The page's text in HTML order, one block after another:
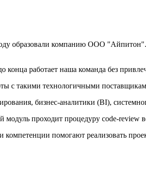
образовали компанию ООО
конца работает наша команда без
с такими технологичными
бизнес-аналитики (BI),
модуль проходит процедуру code-review
компетенции помогают реализовать